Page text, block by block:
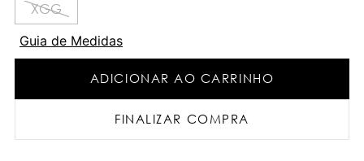
XGG
Guia de Medidas
ADICIONAR AO CARRINHO
FINALIZAR COMPRA